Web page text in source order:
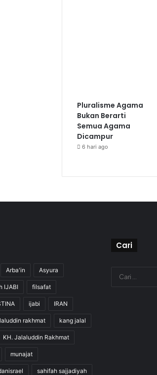
Pluralisme Agama
Bukan Berarti
Semua Agama
Dicampur
6 hari ago
Arba'in Asyura
IJABI filsafat
ijabi IRAN
rakhmat kang jalal
KH. Jalaluddin Rakhmat
munajat
sahifah sajjadiyah
Cari